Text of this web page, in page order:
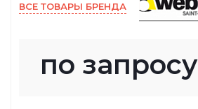
ВСЕ ТОВАРЫ БРЕНДА
по запросу